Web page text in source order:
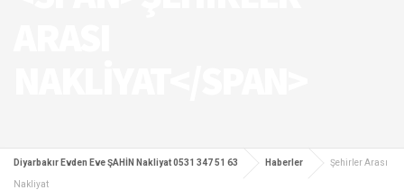
Diyarbakır Evden Eve ŞAHİN Nakliyat 0531 347 51 63 Haberler Şehirler Arası
Nakliyat